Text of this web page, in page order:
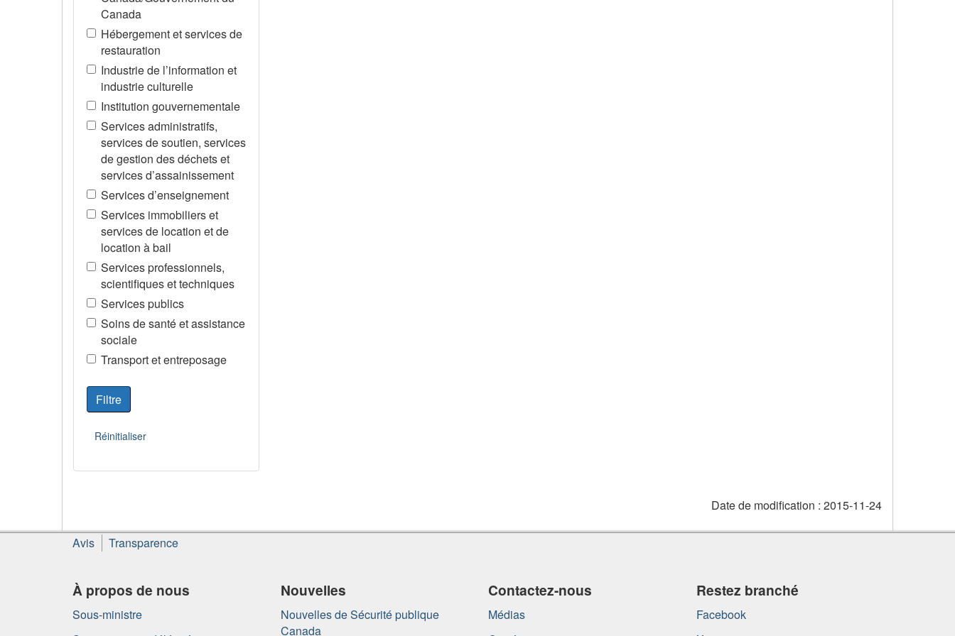
Canada
Hébergement et services de
restauration
Industrie de l’information et
industrie culturelle
Institution gouvernementale
Services administratifs,
services de soutien, services
de gestion des déchets et
services d’assainissement
Services d’enseignement
Services immobiliers et
services de location et de
location à bail
Services professionnels,
scientifiques et techniques
Services publics
Soins de santé et assistance
sociale
Transport et entreposage
Date de modification : 2015-11-24
À
propos
ce
site
Avis Transparence
À propos de nous
Sous-ministre
Nouvelles
Nouvelles de Sécurité publique
Canada
Contactez-nous
Médias
Restez branché
Facebook